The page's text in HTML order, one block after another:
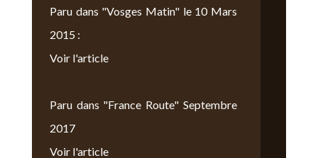
Paru dans "Vosges Matin" le 10 Mars
2015 :
Voir l'article
Paru dans "France Route" Septembre
2017
Voir l'article